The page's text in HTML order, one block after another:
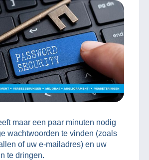
maar een paar minuten nodig
wachtwoorden te vinden (zoals
of uw e-mailadres) en uw
te dringen.